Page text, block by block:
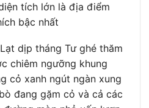
tích lớn là địa điểm
bậc nhất
dịp tháng Tư ghé thăm
chiêm ngưỡng khung
cỏ xanh ngút ngàn xung
đang gặm cỏ và cả các